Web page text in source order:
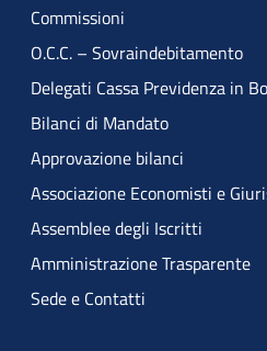
Commissioni
O.C.C. – Sovraindebitamento
Delegati Cassa Previdenza in
Bilanci di Mandato
Approvazione bilanci
Associazione Economisti e
Assemblee degli Iscritti
Amministrazione Trasparente
Sede e Contatti